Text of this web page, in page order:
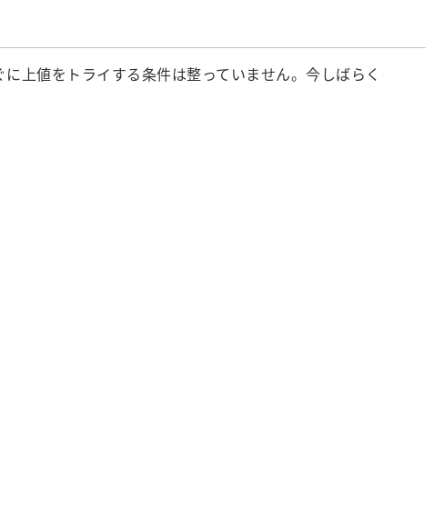
上値をトライする条件は整っていません。今しばらく